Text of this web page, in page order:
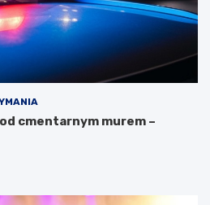
cmentarnym murem –